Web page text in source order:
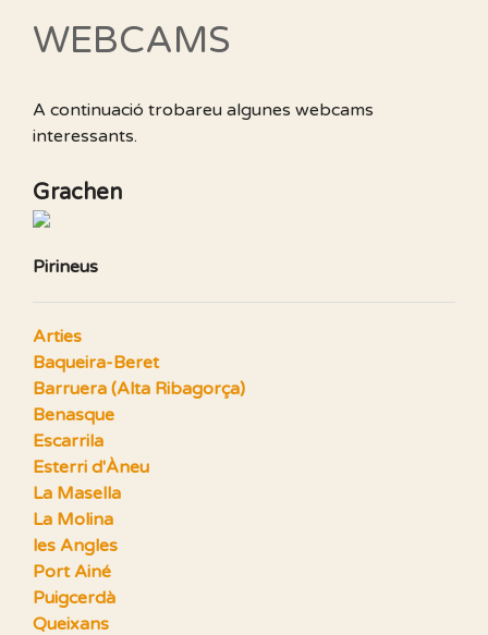
WEBCAMS
A continuació trobareu algunes webcams
interessants.
Grachen
Pirineus
Arties
Baqueira-Beret
Barruera (Alta Ribagorça)
Benasque
Escarrila
Esterri d'Àneu
La Masella
La Molina
les Angles
Port Ainé
Puigcerdà
Queixans